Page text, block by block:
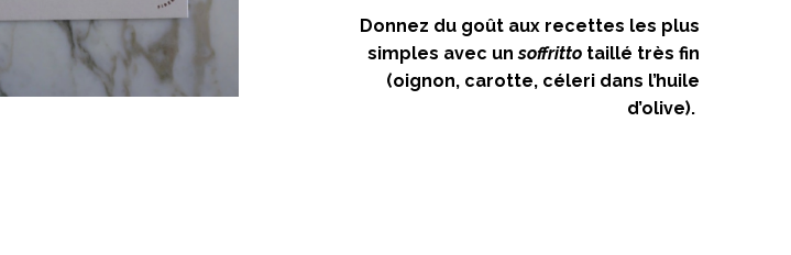
Donnez du goût aux recettes les plus
simples avec unsoffritto taillé très fin
(oignon, carotte, céleri dans l’huile
d’olive).